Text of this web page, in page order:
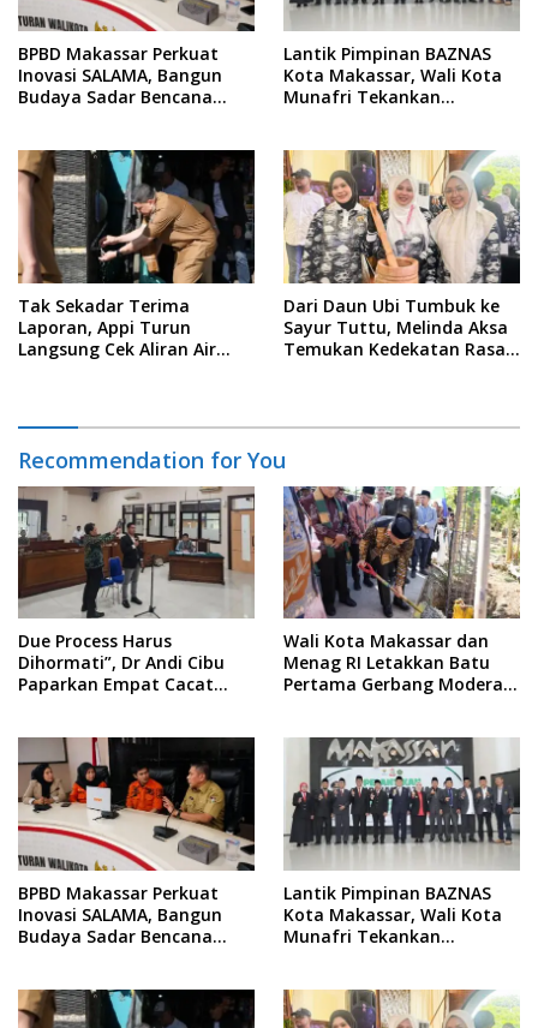
BPBD Makassar Perkuat
Inovasi SALAMA, Bangun
Budaya Sadar Bencana
Lantik Pimpinan BAZNAS
Kota Makassar, Wali Kota
Munafri Tekankan
Data
Tak Sekadar Terima
Laporan, Appi Turun
Langsung Cek Aliran Air
Dari Daun Ubi Tumbuk ke
Sayur Tuttu, Melinda Aksa
Temukan Kedekatan Rasa
Recommendation for You
Due Process Harus
Dihormati”, Dr Andi Cibu
Paparkan Empat Cacat
Wali Kota Makassar dan
Menag RI Letakkan Batu
Pertama Gerbang Moderasi
BPBD Makassar Perkuat
Inovasi SALAMA, Bangun
Budaya Sadar Bencana
Lantik Pimpinan BAZNAS
Kota Makassar, Wali Kota
Munafri Tekankan
Data